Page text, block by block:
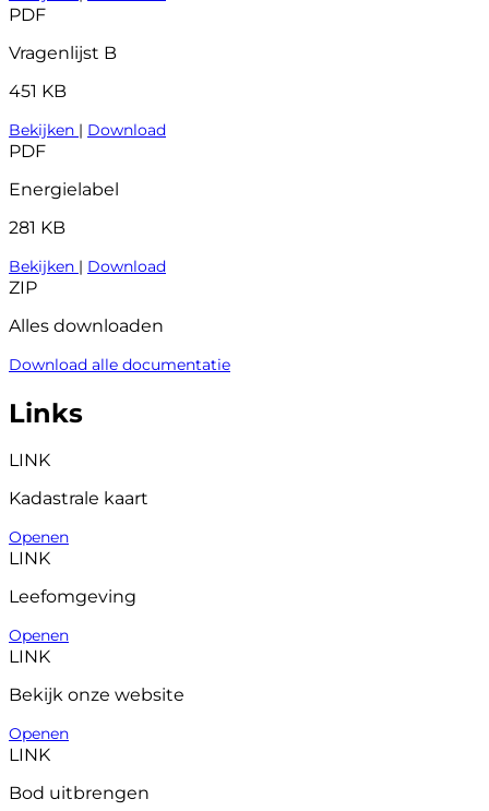
PDF
Vragenlijst B
451 KB
Bekijken | Download
PDF
Energielabel
281 KB
Bekijken | Download
ZIP
Alles downloaden
Download alle documentatie
Links
LINK
Kadastrale kaart
Openen
LINK
Leefomgeving
Openen
LINK
Bekijk onze website
Openen
LINK
Bod uitbrengen